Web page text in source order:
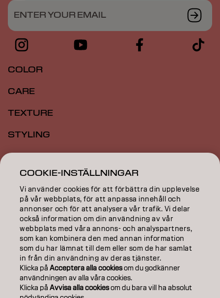
ENTER YOUR EMAIL
COLOR
CARE
TEXTURE
STYLING
INSPIRATION
EDUCATION
ABOUT
SALON FINDER
BECOME A PARTNER
CONTACT US
COOKIE-INSTÄLLNINGAR
Vi använder cookies för att förbättra din upplevelse
på vår webbplats, för att anpassa innehåll och
annonser och för att analysera vår trafik. Vi delar
också information om din användning av vår
webbplats med våra annons- och analyspartners,
som kan kombinera den med annan information
som du har lämnat till dem eller som de har samlat
in från din användning av deras tjänster.
Klicka påAcceptera alla cookiesom du godkänner
användningen av alla våra cookies.
Klicka påAvvisa alla cookiesom du bara vill ha absolut